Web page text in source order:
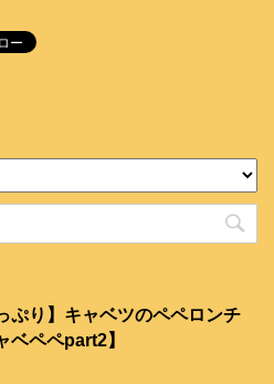
ぷり】キャベツのペペロンチ
ベペペpart2】